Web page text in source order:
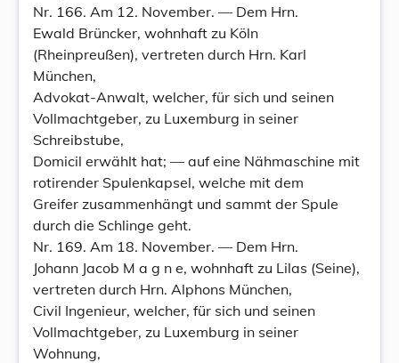
Nr. 166. Am 12. November. — Dem Hrn.
Ewald Brüncker, wohnhaft zu Köln
(Rheinpreußen), vertreten durch Hrn. Karl
München,
Advokat-Anwalt, welcher, für sich und seinen
Vollmachtgeber, zu Luxemburg in seiner
Schreibstube,
Domicil erwählt hat; — auf eine Nähmaschine mit
rotirender Spulenkapsel, welche mit dem
Greifer zusammenhängt und sammt der Spule
durch die Schlinge geht.
Nr. 169. Am 18. November. — Dem Hrn.
Johann Jacob M a g n e, wohnhaft zu Lilas (Seine),
vertreten durch Hrn. Alphons München,
Civil Ingenieur, welcher, für sich und seinen
Vollmachtgeber, zu Luxemburg in seiner
Wohnung,